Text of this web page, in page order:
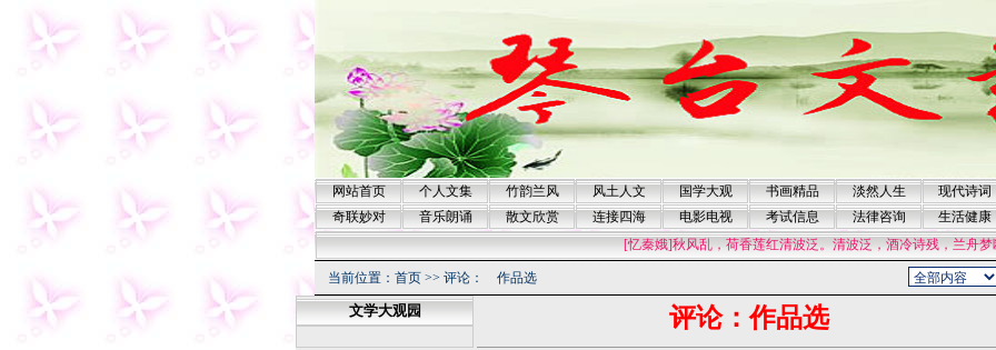
网站首页 个人文集 竹韵兰风 风土人文 国学大观 书画精品 淡然人生
现代诗词
奇联妙对
音乐朗诵 散文欣赏 连接四海 电影电视 考试信息 法律咨询
生活健康
[忆秦娥]秋风乱，荷香莲红清波泛。清波泛，酒冷诗残，兰舟梦断
当前位置： 首页 >> 评论： 作品选
文学大观园 评论：作品选